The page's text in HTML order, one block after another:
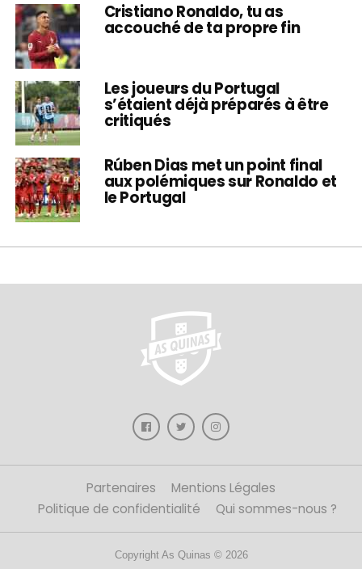
Cristiano Ronaldo, tu as
accouché de ta propre fin
Les joueurs du Portugal
s’étaient déjà préparés à être
critiqués
Rúben Dias met un point final
aux polémiques sur Ronaldo et
le Portugal
Partenaires
Mentions Légales
Politique de confidentialité
Qui sommes-nous ?
Copyright As Quinas © 2026